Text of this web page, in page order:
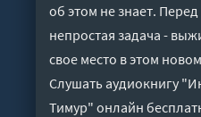
об этом не знает.
непростая задача -
свое место в этом
Слушать аудиокнигу
Тимур" онлайн